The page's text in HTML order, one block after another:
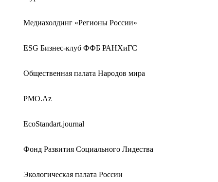
Медиахолдинг «Регионы России»
ESG Бизнес-клуб ФФБ РАНХиГС
Общественная палата Народов мира
PMO.Az
EcoStandart.journal
Фонд Развития Социального Лидества
Экологическая палата России